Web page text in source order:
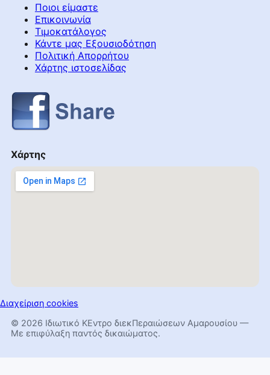
Ποιοι είμαστε
Επικοινωνία
Τιμοκατάλογος
Κάντε μας Εξουσιοδότηση
Πολιτική Απορρήτου
Χάρτης ιστοσελίδας
Χάρτης
Διαχείριση cookies
© 2026 Ιδιωτικό ΚΕντρο διεκΠεραιώσεων Αμαρουσίου —
Με επιφύλαξη παντός δικαιώματος.